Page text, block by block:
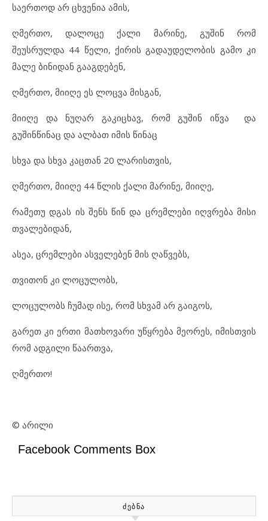
საერთოდ არ ცხვენია ამის,
ღმერთო, დალოცე ქალი მარინე, გუშინ რომ
შეუსრულდა 44 წელი, ქირის გადაუდელობის გამო კი
მალე ბინიდან გააგდებენ,
ღმერთო, მიიღე ეს ლოცვა მისგან,
მიიღე და ნუღარ გაკიცხავ, რომ გუშინ იწვა და
გუშინწინაც და ალბათ იმის წინაც
სხვა და სხვა კაცთან 20 ლარისთვის,
ღმერთო, მიიღე 44 წლის ქალი მარინე, მიიღე,
რამეთუ დგას ის შენს წინ და ცრემლები იღვრება მისი
თვალებიდან,
ასეა, ცრემლები ასველებენ მის ღაწვებს,
თვითონ კი ლოცულობს,
ლოცულობს ჩუმად ისე, რომ სხვამ არ გაიგოს,
გარეთ კი ერთი მათხოვარი უწყრება მეორეს, იმისთვის
რომ ადგილი წაართვა,
ღმერთო!
© არილი
Facebook Comments Box
ᲫᲔᲑᲜᲐ